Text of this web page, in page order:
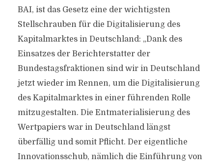
BAI, ist das Gesetz eine der wichtigsten
Stellschrauben für die Digitalisierung des
Kapitalmarktes in Deutschland: „Dank des
Einsatzes der Berichterstatter der
Bundestagsfraktionen sind wir in Deutschland
jetzt wieder im Rennen, um die Digitalisierung
des Kapitalmarktes in einer führenden Rolle
mitzugestalten. Die Entmaterialisierung des
Wertpapiers war in Deutschland längst
überfällig und somit Pflicht. Der eigentliche
Innovationsschub, nämlich die Einführung von